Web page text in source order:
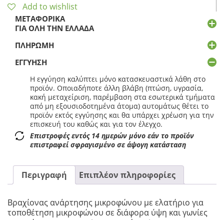
Add to wishlist
ΜΕΤΑΦΟΡΙΚΆ
ΓΙΑ ΌΛΗ ΤΗΝ ΕΛΛΆΔΑ
ΠΛΗΡΩΜΉ
ΕΓΓΎΗΣΗ
Η εγγύηση καλύπτει μόνο κατασκευαστικά λάθη στο
προϊόν. Οποιαδήποτε άλλη βλάβη (πτώση, υγρασία,
κακή μεταχείριση, παρέμβαση στα εσωτερικά τμήματα
από μη εξουσιοδοτημένα άτομα) αυτομάτως θέτει το
προϊόν εκτός εγγύησης και θα υπάρχει χρέωση για την
επισκευή του καθώς και για τον έλεγχο.
Επιστροφές εντός 14 ημερών μόνο εάν το προϊόν
επιστραφεί σφραγισμένο σε άψογη κατάσταση
Περιγραφή Επιπλέον πληροφορίες
Βραχίονας ανάρτησης μικροφώνου με ελατήριο για
τοποθέτηση μικροφώνου σε διάφορα ύψη και γωνίες